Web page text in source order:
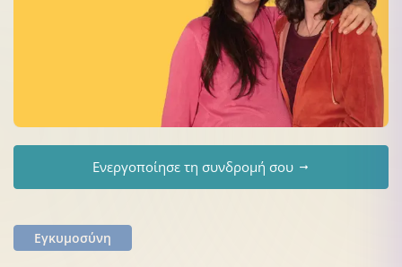
Ενεργοποίησε τη συνδρομή σου
Εγκυμοσύνη